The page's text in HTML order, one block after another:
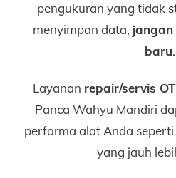
pengukuran yang tidak
menyimpan data,
baru.
Layanan repair/servis
Panca Wahyu Mandiri
performa alat Anda
yang jauh